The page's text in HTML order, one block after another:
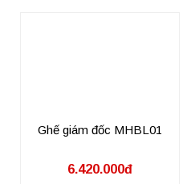
Ghế giám đốc MHBL01
6.420.000đ